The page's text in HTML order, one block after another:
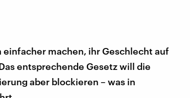
machen, ihr Geschlecht auf
entsprechende Gesetz will die
aber blockieren – was in